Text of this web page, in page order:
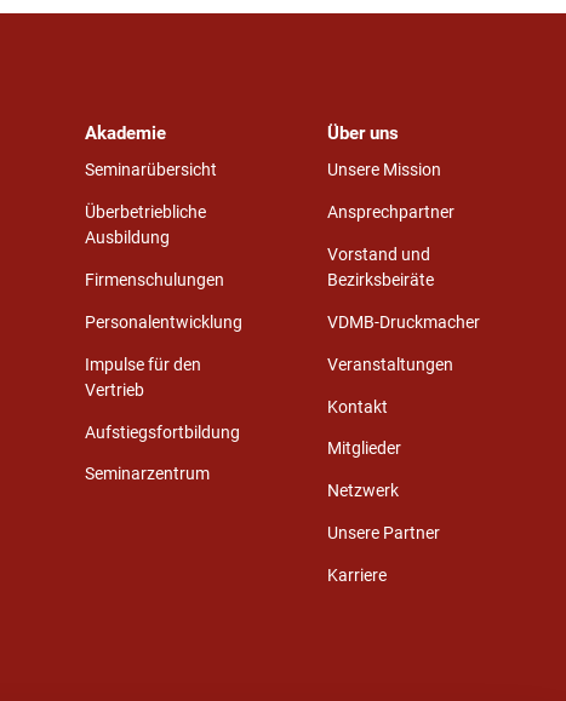
Akademie
Seminarübersicht
Überbetriebliche
Ausbildung
Firmenschulungen
Personalentwicklung
Impulse für den
Vertrieb
Aufstiegsfortbildung
Seminarzentrum
Über uns
Unsere Mission
Ansprechpartner
Vorstand und
Bezirksbeiräte
VDMB-Druckmacher
Veranstaltungen
Kontakt
Mitglieder
Netzwerk
Unsere Partner
Karriere